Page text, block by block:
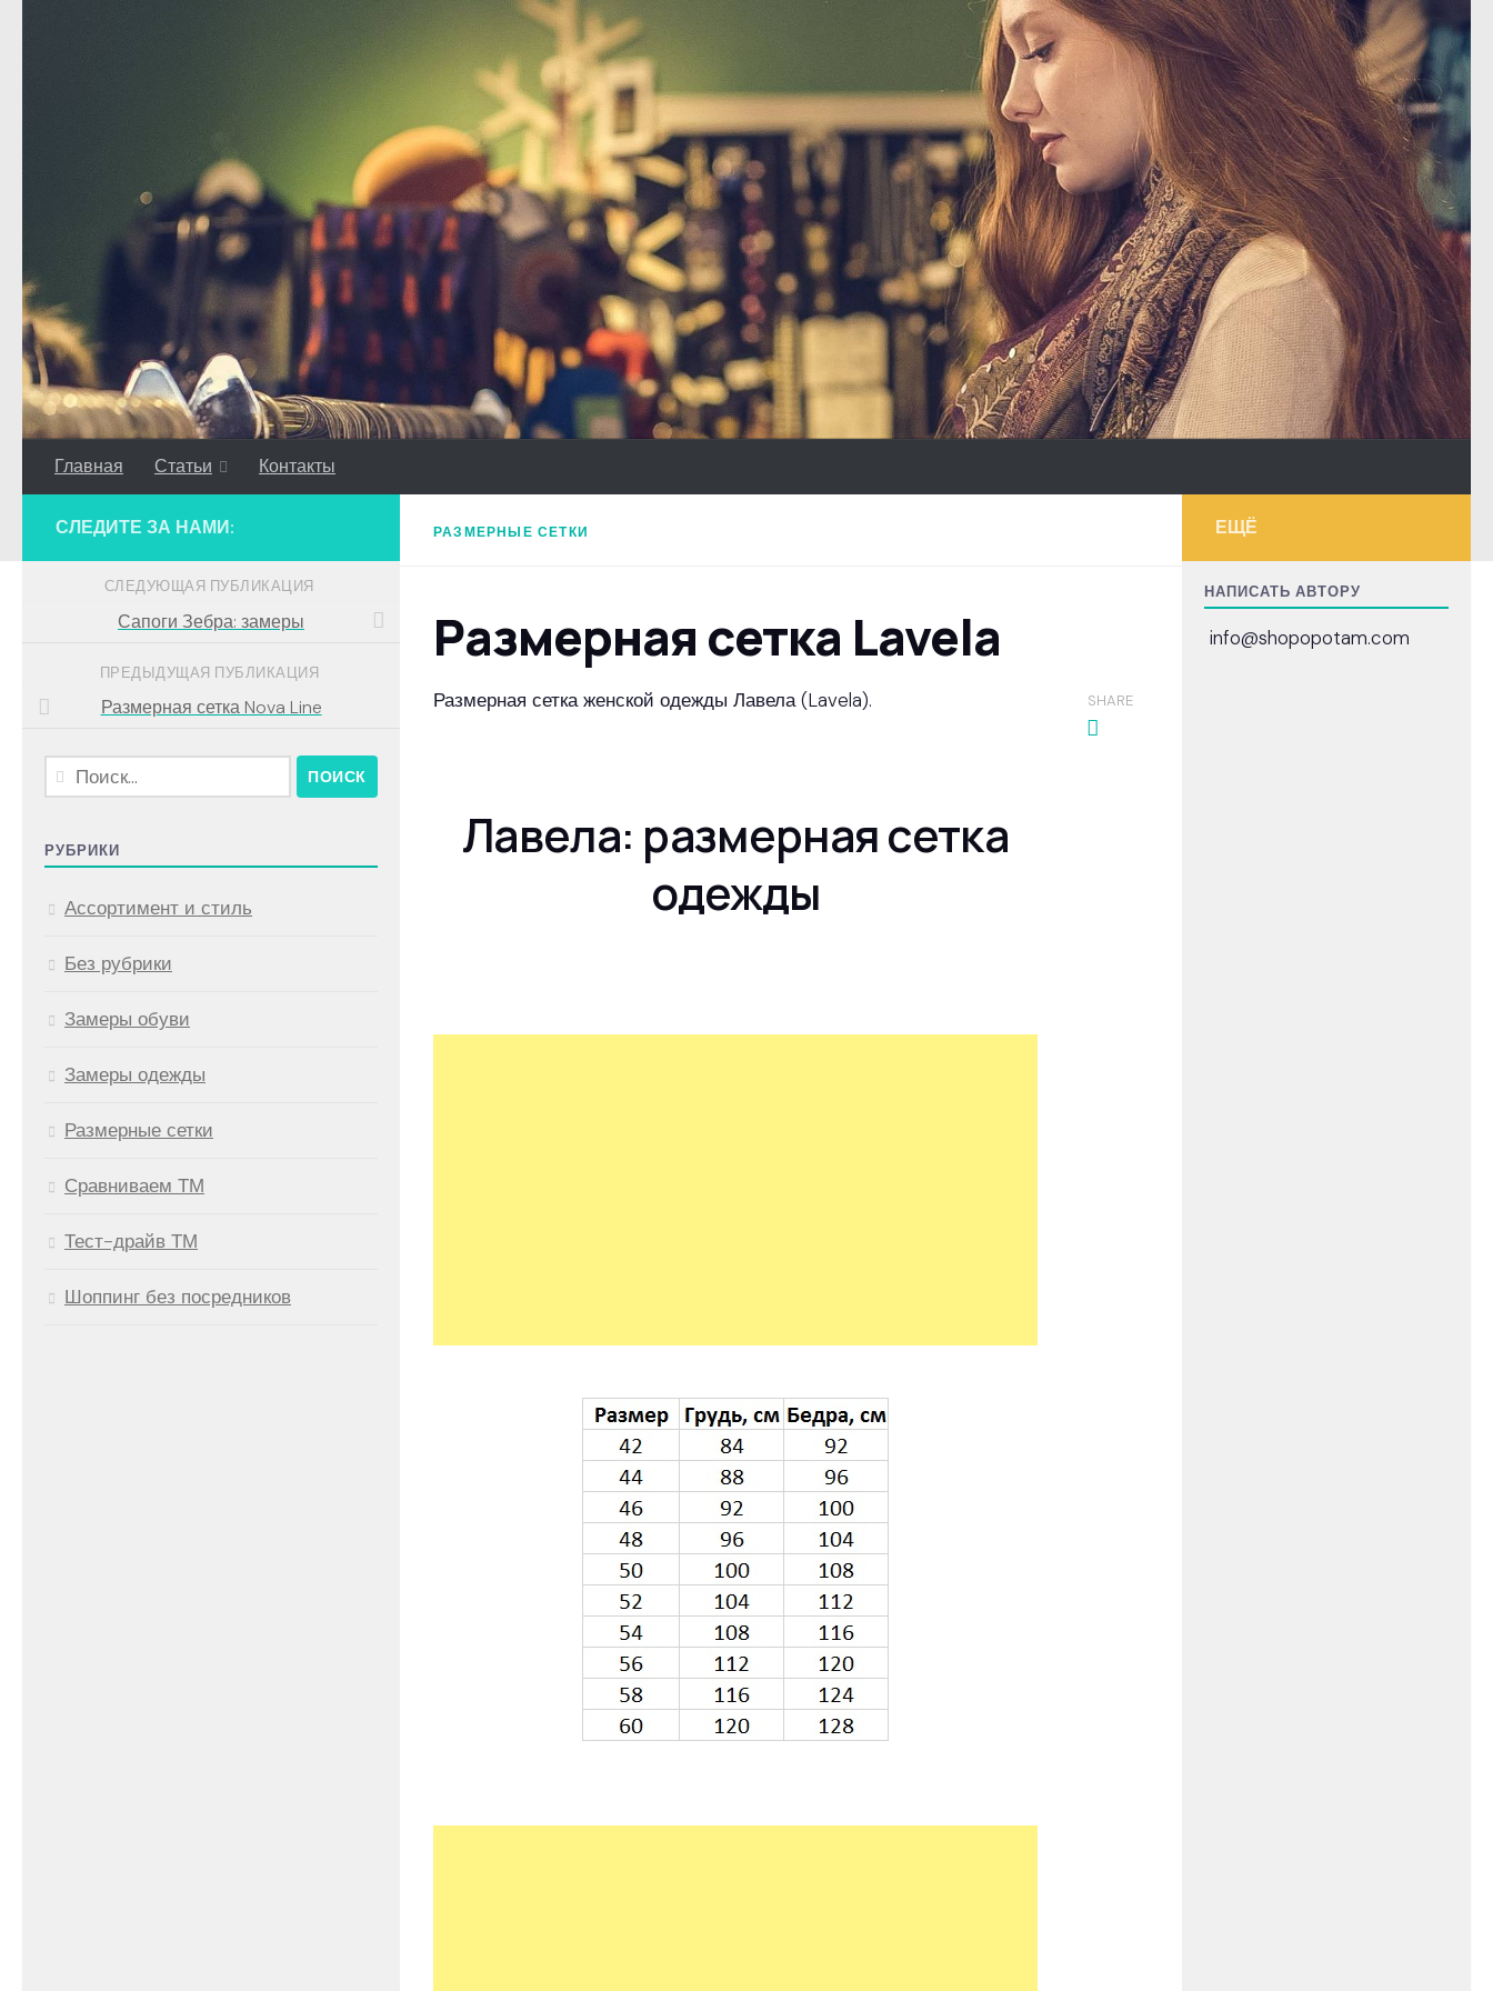
Главная Статьи Контакты
РАЗМЕРНЫЕ СЕТКИ
Размерная сетка Lavela
Размерная сетка женской одежды Лавела (Lavela).
Лавела: размерная сетка
одежды
SHARE
СЛЕДИТЕ ЗА НАМИ:
СЛЕДУЮЩАЯ ПУБЛИКАЦИЯ
Сапоги Зебра: замеры
ПРЕДЫДУЩАЯ ПУБЛИКАЦИЯ
Размерная сетка Nova Line
Найти:
РУБРИКИ
Ассортимент и стиль
Без рубрики
Замеры обуви
Замеры одежды
Размерные сетки
Сравниваем ТМ
Тест-драйв ТМ
Шоппинг без посредников
ЕЩЁ
НАПИСАТЬ АВТОРУ
info@shopopotam.com